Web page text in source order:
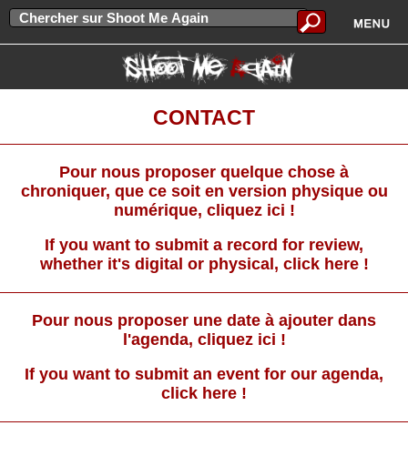
CONTACT
Pour nous proposer quelque chose à
chroniquer, que ce soit en version physique ou
numérique, cliquez ici !
If you want to submit a record for review,
whether it's digital or physical, click here !
Pour nous proposer une date à ajouter dans
l'agenda, cliquez ici !
If you want to submit an event for our agenda,
click here !